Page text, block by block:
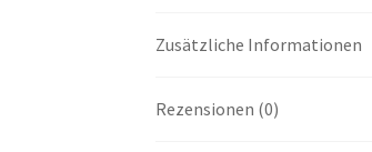
Zusätzliche Informationen
Rezensionen (0)